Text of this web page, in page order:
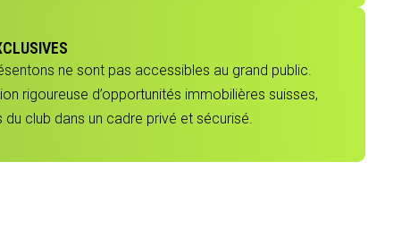
ne sont pas accessibles au grand public.
rigoureuse d’opportunités immobilières suisses,
club dans un cadre privé et sécurisé.